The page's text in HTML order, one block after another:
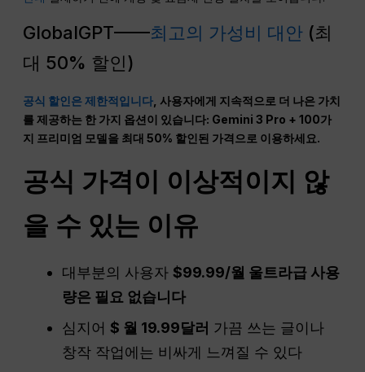
GlobalGPT——최고의 가성비 대안 (최
대 50% 할인)
공식 할인은 제한적입니다 , 사용자에게 지속적으로 더 나은 가치
를 제공하는 한 가지 옵션이 있습니다: Gemini 3 Pro + 100가
지 프리미엄 모델을 최대 50% 할인된 가격으로 이용하세요.
공식 가격이 이상적이지 않
을 수 있는 이유
대부분의 사용자$99.99/월 울트라급 사용
량은 필요 없습니다
심지어$ 월 19.99달러 가끔 쓰는 글이나
창작 작업에는 비싸게 느껴질 수 있다